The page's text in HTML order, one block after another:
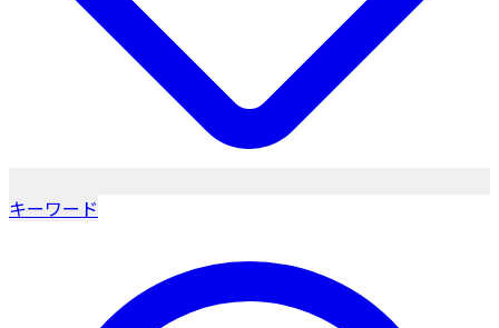
キーワード